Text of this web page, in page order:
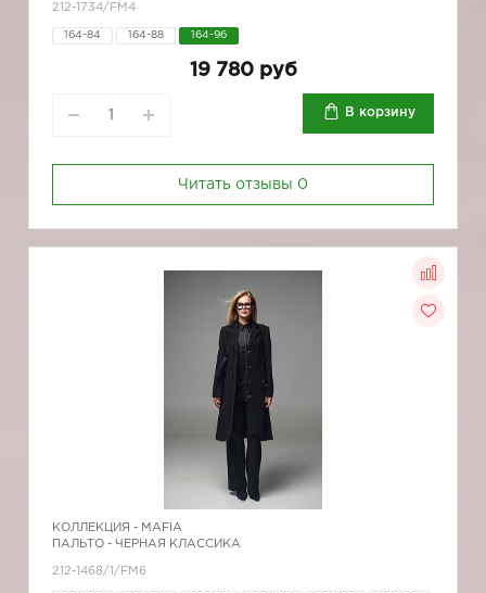
212-1734/FM4
164-84 164-88 164-96
19 780 руб
В корзину
Читать отзывы 0
КОЛЛЕКЦИЯ - MAFIA
ПАЛЬТО - ЧЕРНАЯ КЛАССИКА
212-1468/1/FM6